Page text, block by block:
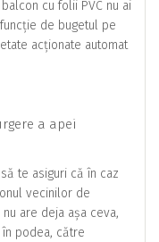
cu folii PVC nu ai
de bugetul pe
acționate automat
a apei
te asiguri că în caz
vecinilor de
are deja așa ceva,
podea, către